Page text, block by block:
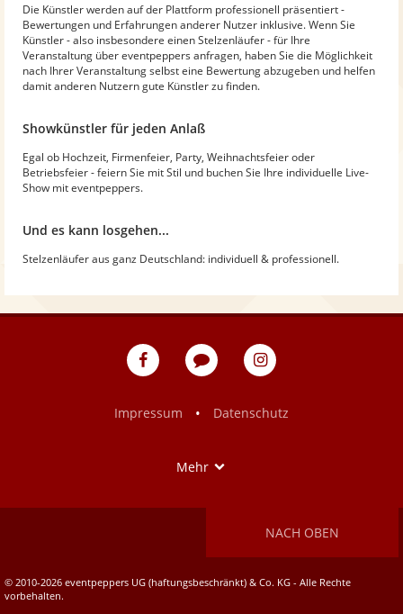
Die Künstler werden auf der Plattform professionell präsentiert -
Bewertungen und Erfahrungen anderer Nutzer inklusive. Wenn Sie
Künstler - also insbesondere einen Stelzenläufer - für Ihre
Veranstaltung über eventpeppers anfragen, haben Sie die Möglichkeit
nach Ihrer Veranstaltung selbst eine Bewertung abzugeben und helfen
damit anderen Nutzern gute Künstler zu finden.
Showkünstler für jeden Anlaß
Egal ob Hochzeit, Firmenfeier, Party, Weihnachtsfeier oder
Betriebsfeier - feiern Sie mit Stil und buchen Sie Ihre individuelle Live-
Show mit eventpeppers.
Und es kann losgehen...
Stelzenläufer aus ganz Deutschland: individuell & professionell.
eventpeppers
Blog
eventpeppers
Impressum
• Datenschutz
Mehr
NACH OBEN
© 2010-2026 eventpeppers UG (haftungsbeschränkt) & Co. KG - Alle Rechte
vorbehalten.